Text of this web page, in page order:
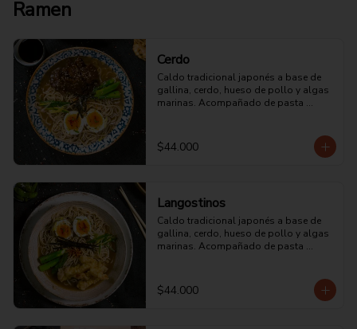
Ramen
Cerdo
Caldo tradicional japonés a base de
gallina, cerdo, hueso de pollo y algas
marinas. Acompañado de pasta
$44.000
Langostinos
Caldo tradicional japonés a base de
gallina, cerdo, hueso de pollo y algas
marinas. Acompañado de pasta
$44.000